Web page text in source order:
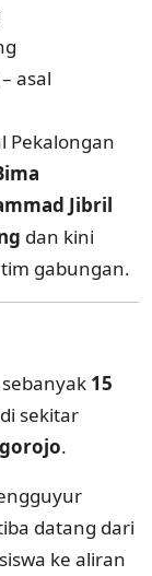
– asal
Pekalongan
Jibril
dan kini
gabungan.
15
sekitar
.
datang dari
ke aliran